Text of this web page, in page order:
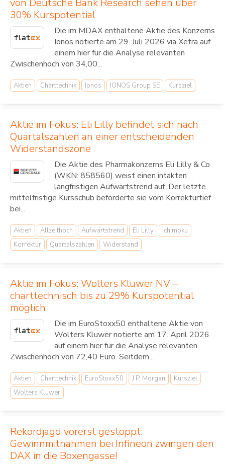
30% Kurspotential
Die im MDAX enthaltene Aktie des Konzerns
Ionos notierte am 29. Juli 2026 via Xetra auf
einem hier für die Analyse relevanten
Zwischenhoch von 34,00...
Aktien Charttechnik Ionos IONOS Group SE Kursziel
Aktie im Fokus: Eli Lilly befindet sich nach
Quartalszahlen an einer entscheidenden
Widerstandszone
Die Aktie des Pharmakonzerns Eli Lilly & Co
(WKN: 858560) weist einen intakten
langfristigen Aufwärtstrend auf. Der letzte
mittelfristige Kursschub beförderte sie vom Korrekturtief
bei...
Aktien Allzeithoch Aufwärtstrend Eli Lilly
Ichimoku
Korrektur
Quartalszahlen Widerstand
Aktie im Fokus: Wolters Kluwer NV –
charttechnisch bis zu 29% Kurspotential
möglich
Die im EuroStoxx50 enthaltene Aktie von
Wolters Kluwer notierte am 17. April 2026
auf einem hier für die Analyse relevanten
Zwischenhoch von 72,40 Euro. Seitdem...
Aktien Charttechnik EuroStoxx50 J.P. Morgan
Kursziel
Wolters Kluwer
Rekordjagd vorerst gestoppt:
Gewinnmitnahmen bei Infineon zwingen den
DAX in die Boxengasse!